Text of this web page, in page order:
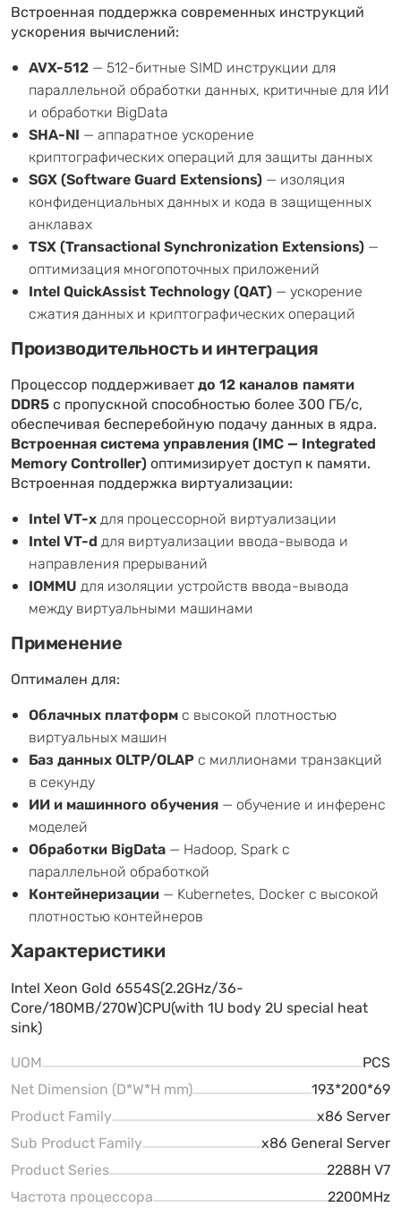
Встроенная поддержка современных инструкций
ускорения вычислений:
AVX-512 — 512-битные SIMD инструкции для
параллельной обработки данных, критичные для ИИ
и обработки BigData
SHA-NI — аппаратное ускорение
криптографических операций для защиты данных
SGX (Software Guard Extensions) — изоляция
конфиденциальных данных и кода в защищенных
анклавах
TSX (Transactional Synchronization Extensions) —
оптимизация многопоточных приложений
Intel QuickAssist Technology (QAT) — ускорение
сжатия данных и криптографических операций
Производительность и интеграция
Процессор поддерживаетдо 12 каналов памяти
DDR5с пропускной способностью более 300 ГБ/с,
обеспечивая бесперебойную подачу данных в ядра.
Встроенная система управления (IMC — Integrated
Memory Controller)оптимизирует доступ к памяти.
Встроенная поддержка виртуализации:
Intel VT-xдля процессорной виртуализации
Intel VT-d для виртуализации ввода-вывода и
направления прерываний
IOMMU для изоляции устройств ввода-вывода
между виртуальными машинами
Применение
Оптимален для:
Облачных платформ с высокой плотностью
виртуальных машин
Баз данных OLTP/OLAP с миллионами транзакций
в секунду
ИИ и машинного обучения — обучение и инференс
моделей
Обработки BigData — Hadoop, Spark с
параллельной обработкой
Контейнеризации — Kubernetes, Docker с высокой
плотностью контейнеров
Характеристики
Intel Xeon Gold 6554S(2.2GHz/36-
Core/180MB/270W)CPU(with 1U body 2U special heat
sink)
UOM
PCS
Net Dimension (D*W*H mm)
193*200*69
Product Family
x86 Server
Sub Product Family
x86 General Server
Product Series
2288H V7
Частота процессора
2200MHz